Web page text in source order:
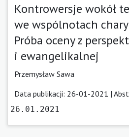
Kontrowersje wokół
we wspólnotach
Próba oceny z
i ewangelikalnej
Przemysław Sawa
Data publikacji: 26-01-2021 |
26.01.2021